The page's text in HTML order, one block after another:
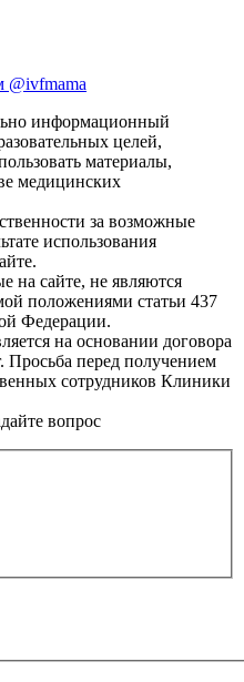
информационный
целей,
материалы,
медицинских
за возможные
использования
на сайте, не являются
положениями статьи 437
Федерации.
на основании договора
Просьба перед получением
сотрудников Клиники
вопрос